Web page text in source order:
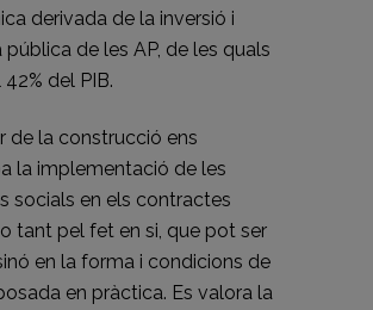
derivada de la inversió i
pública de les AP, de les quals
del PIB.
de la construcció ens
la implementació de les
socials en els contractes
tant pel fet en si, que pot ser
en la forma i condicions de
en pràctica. Es valora la